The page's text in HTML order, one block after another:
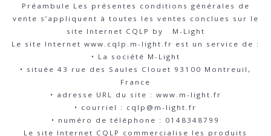
Préambule Les présentes conditions générales de
vente s’appliquent à toutes les ventes conclues sur le
site Internet CQLP by M-Light
Le site Internet www.cqlp.m-light.fr est un service de :
• La société M-Light
• située 43 rue des Saules Clouet 93100 Montreuil,
France
• adresse URL du site : www.m-light.fr
• courriel : cqlp@m-light.fr
• numéro de téléphone : 0148348799
Le site Internet CQLP commercialise les produits